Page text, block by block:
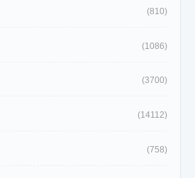
(810)
(1086)
(3700)
(14112)
(758)